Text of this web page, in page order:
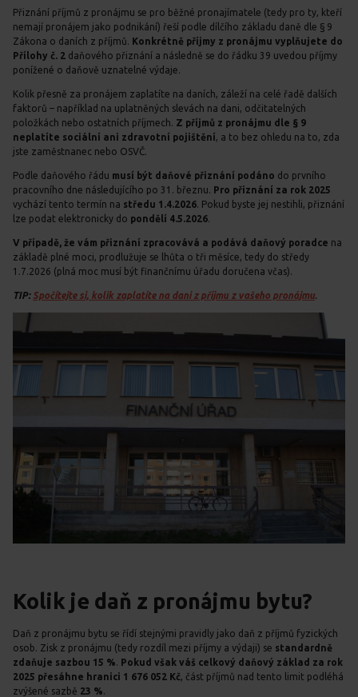
Přiznání příjmů z pronájmu se pro běžné pronajímatele (tedy pro ty, kteří
nemají pronájem jako podnikání) řeší podle dílčího základu daně dle § 9
Zákona o daních z příjmů. Konkrétně příjmy z pronájmu vyplňujete do
Přílohy č. 2 daňového přiznání a následně se do řádku 39 uvedou příjmy
ponížené o daňově uznatelné výdaje.
Kolik přesně za pronájem zaplatíte na daních, záleží na celé řadě dalších
faktorů – například na uplatněných slevách na dani, odčitatelných
položkách nebo ostatních příjmech. Z příjmů z pronájmu dle § 9
neplatíte sociální ani zdravotní pojištění , a to bez ohledu na to, zda
jste zaměstnanec nebo OSVČ.
Podle daňového řádu musí být daňové přiznání podáno do prvního
pracovního dne následujícího po 31. březnu.
Pro přiznání za rok 2025
vychází tento termín na středu 1.4.2026 . Pokud byste jej nestihli, přiznání
lze podat elektronicky do pondělí 4.5.2026
V případě, že vám přiznání zpracovává a podává daňový poradce na
základě plné moci, prodlužuje se lhůta o tři měsíce, tedy do středy
1.7.2026 (plná moc musí být finančnímu úřadu doručena včas).
TIP: Spočítejte si, kolik zaplatíte na dani z příjmu z vašeho pronájmu
Kolik je daň z pronájmu bytu?
Daň z pronájmu bytu se řídí stejnými pravidly jako daň z příjmů fyzických
osob. Zisk z pronájmu (tedy rozdíl mezi příjmy a výdaji) se standardně
zdaňuje sazbou 15 %. Pokud však váš celkový daňový základ za rok
2025 přesáhne hranici 1 676 052 Kč, část příjmů nad tento limit podléhá
zvýšené sazbě 23 %.